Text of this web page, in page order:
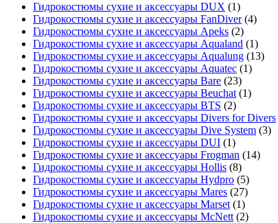
Гидрокостюмы сухие и аксессуары DUX (1)
Гидрокостюмы сухие и аксессуары FanDiver(4)
Гидрокостюмы сухие и аксессуары Apeks (2)
Гидрокостюмы сухие и аксессуары Aqualand (1)
Гидрокостюмы сухие и аксессуары Aqualung (13)
Гидрокостюмы сухие и аксессуары Aquatec (1)
Гидрокостюмы сухие и аксессуары Bare (23)
Гидрокостюмы сухие и аксессуары Beuchat (1)
Гидрокостюмы сухие и аксессуары BTS (2)
Гидрокостюмы сухие и аксессуары Divers for Divers
Гидрокостюмы сухие и аксессуары Dive System (3)
Гидрокостюмы сухие и аксессуары DUI (1)
Гидрокостюмы сухие и аксессуары Frogman (14)
Гидрокостюмы сухие и аксессуары Hollis (8)
Гидрокостюмы сухие и аксессуары Hydpro (5)
Гидрокостюмы сухие и аксессуары Mares (27)
Гидрокостюмы сухие и аксессуары Marset (1)
Гидрокостюмы сухие и аксессуары McNett (2)